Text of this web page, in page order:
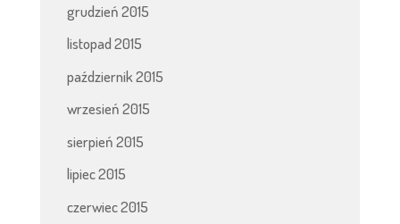
grudzień 2015
listopad 2015
październik 2015
wrzesień 2015
sierpień 2015
lipiec 2015
czerwiec 2015